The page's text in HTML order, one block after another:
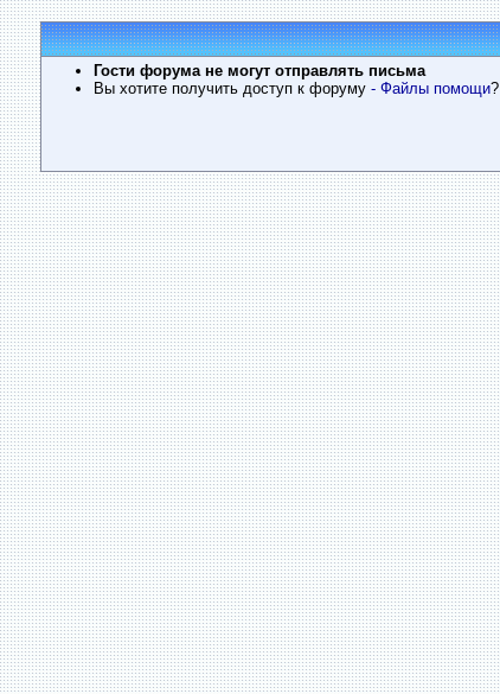
Гости форума не могут отправлять письма
Вы хотите получить доступ к форуму - Файлы помощи?